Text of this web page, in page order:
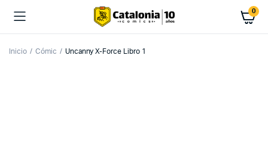
0
Inicio Cómic Uncanny X-Force Libro 1